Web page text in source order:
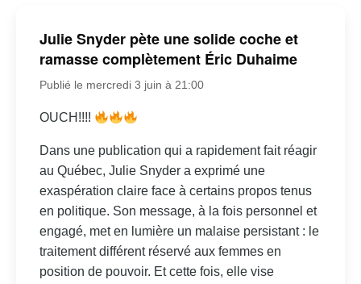
Julie Snyder pète une solide coche et
ramasse complètement Éric Duhaime
Publié le mercredi 3 juin à 21:00
OUCH!!!!
Dans une publication qui a rapidement fait réagir
au Québec, Julie Snyder a exprimé une
exaspération claire face à certains propos tenus
en politique. Son message, à la fois personnel et
engagé, met en lumière un malaise persistant : le
traitement différent réservé aux femmes en
position de pouvoir. Et cette fois, elle vise